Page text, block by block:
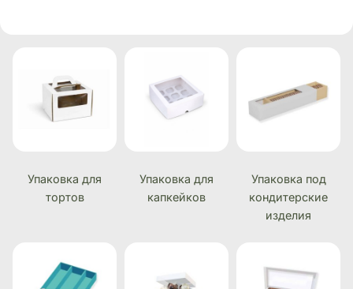
Упаковка для
тортов
Упаковка для
капкейков
Упаковка под
кондитерские
изделия